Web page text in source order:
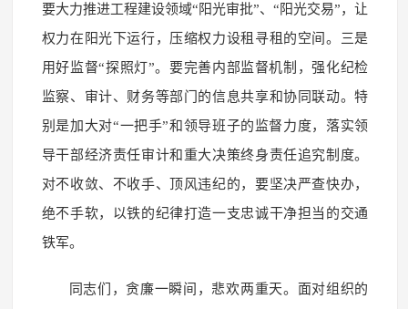
要大力推进工程建设领域“阳光审批”、“阳光交易”，让
权力在阳光下运行，压缩权力设租寻租的空间。三是
用好监督“探照灯”。要完善内部监督机制，强化纪检
监察、审计、财务等部门的信息共享和协同联动。特
别是加大对“一把手”和领导班子的监督力度，落实领
导干部经济责任审计和重大决策终身责任追究制度。
对不收敛、不收手、顶风违纪的，要坚决严查快办，
绝不手软，以铁的纪律打造一支忠诚干净担当的交通
铁军。
同志们，贪廉一瞬间，悲欢两重天。面对组织的